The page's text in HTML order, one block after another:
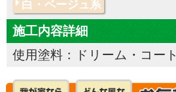
白・ベージュ系
施工内容詳細
使用塗料：ドリーム・コート